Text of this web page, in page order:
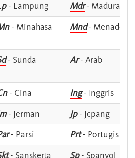
- Lampung Mdr- Madura
- Minahasa Mnd- Menado
- Sunda Ar- Arab
- Cina Ing- Inggris
- Jerman Jp- Jepang
- Parsi Prt- Portugis
- Sanskerta Sp- Spanyol